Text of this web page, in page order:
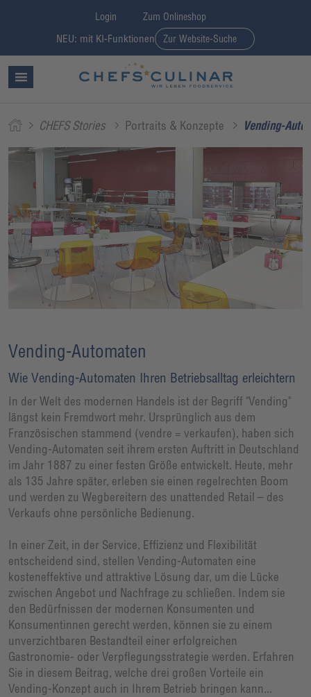
Login Zum Onlineshop
NEU: mit KI-Funktionen Zur Website-Suche
CHEFS Stories Portraits & Konzepte Vending-
Vending-Automaten
Wie Vending-Automaten Ihren Betriebsalltag erleichtern
In der Welt des modernen Handels ist der Begriff "Vending"
längst kein Fremdwort mehr. Ursprünglich aus dem
Französischen stammend (vendre = verkaufen), haben sich
Vending-Automaten seit ihrem ersten Auftritt in Deutschland
im Jahr 1887 zu einer festen Größe entwickelt. Heute, mehr
als 135 Jahre später, erleben sie einen regelrechten Boom
und werden zu Wegbereitern des unattended Retail – des
Verkaufs ohne persönliche Bedienung.
In einer Zeit, in der Service, Effizienz und Flexibilität
entscheidend sind, stellen Vending-Automaten eine
kosteneffektive und attraktive Lösung dar, um die Lücke
zwischen Angebot und Nachfrage zu schließen. Indem sie
den Bedürfnissen der modernen Konsumenten und
Konsumentinnen gerecht werden, können sie zu einem
unverzichtbaren Bestandteil einer erfolgreichen
Gastronomie- oder Verpflegungsstrategie werden. Erfahren
Sie in diesem Beitrag, welche drei großen Vorteile ein
Vending-Konzept auch in Ihrem Betrieb bringen kann...